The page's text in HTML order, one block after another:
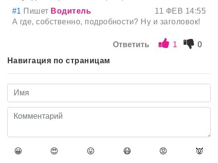
#1 Пишет Водитель
11 ФЕВ 14:55
А где, собственно, подробности? Ну и заголовок!
Ответить 1
0
Навигация по страницам
😀 😍 😛 😷 😡 👿